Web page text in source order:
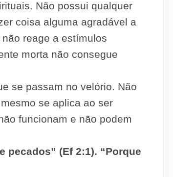
Não possui qualquer
coisa alguma agradável a
reage a estímulos
morta não consegue
se passam no velório. Não
se aplica ao ser
funcionam e não podem
pecados” (Ef 2:1). “Porque